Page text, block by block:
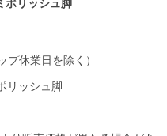
休業日を除く）
リッシュ脚